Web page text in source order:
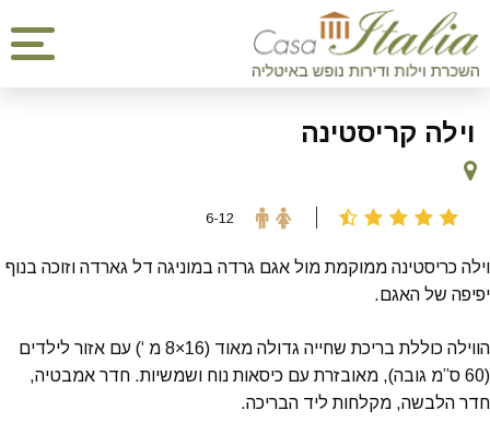
וילה קריסטינה
6-12
וילה כריסטינה ממוקמת מול אגם גרדה במוניגה דל גארדה וזוכה בנוף
יפיפה של האגם.
הווילה כוללת בריכת שחייה גדולה מאוד (16×8 מ ‘) עם אזור לילדים
(60 ס”מ גובה), מאובזרת עם כיסאות נוח ושמשיות. חדר אמבטיה,
חדר הלבשה, מקלחות ליד הבריכה.